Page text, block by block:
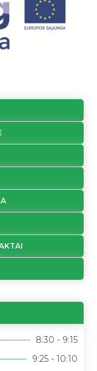
8:30 - 9:15
9:25 - 10:10